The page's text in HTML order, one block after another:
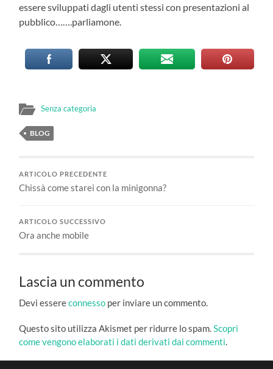
essere sviluppati dagli utenti stessi con presentazioni al
pubblico…….parliamone.
Senza categoria
BLOG
ARTICOLO PRECEDENTE
Chissà come starei con la minigonna?
ARTICOLO SUCCESSIVO
Ora anche mobile
Lascia un commento
Devi essereconnesso per inviare un commento.
Questo sito utilizza Akismet per ridurre lo spam. Scopri
come vengono elaborati i dati derivati dai commenti